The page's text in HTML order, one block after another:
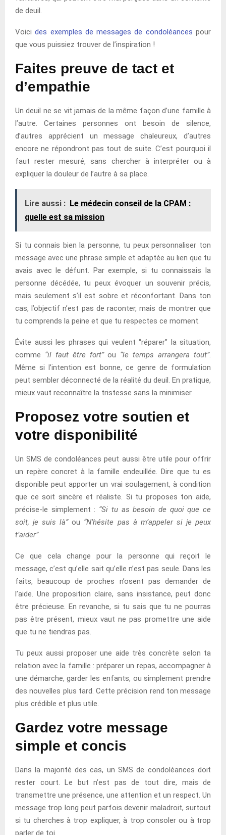
de deuil.
Voicides exemples de messages de condoléances pour
que vous puissiez trouver de l’inspiration !
Faites preuve de tact et
d’empathie
Un deuil ne se vit jamais de la même façon d’une famille à
l’autre. Certaines personnes ont besoin de silence,
d’autres apprécient un message chaleureux, d’autres
encore ne répondront pas tout de suite. C’est pourquoi il
faut rester mesuré, sans chercher à interpréter ou à
expliquer la douleur de l’autre à sa place.
Lire aussi : Le médecin conseil de la CPAM :
quelle est sa mission
Si tu connais bien la personne, tu peux personnaliser ton
message avec une phrase simple et adaptée au lien que tu
avais avec le défunt. Par exemple, si tu connaissais la
personne décédée, tu peux évoquer un souvenir précis,
mais seulement s’il est sobre et réconfortant. Dans ton
cas, l’objectif n’est pas de raconter, mais de montrer que
tu comprends la peine et que tu respectes ce moment.
Évite aussi les phrases qui veulent “réparer” la situation,
comme “il faut être fort”ou “le temps arrangera tout”.
Même si l’intention est bonne, ce genre de formulation
peut sembler déconnecté de la réalité du deuil. En pratique,
mieux vaut reconnaître la tristesse sans la minimiser.
Proposez votre soutien et
votre disponibilité
Un SMS de condoléances peut aussi être utile pour offrir
un repère concret à la famille endeuillée. Dire que tu es
disponible peut apporter un vrai soulagement, à condition
que ce soit sincère et réaliste. Si tu proposes ton aide,
précise-le simplement : “Si tu as besoin de quoi que ce
soit, je suis là”ou “N’hésite pas à m’appeler si je peux
t’aider”.
Ce que cela change pour la personne qui reçoit le
message, c’est qu’elle sait qu’elle n’est pas seule. Dans les
faits, beaucoup de proches n’osent pas demander de
l’aide. Une proposition claire, sans insistance, peut donc
être précieuse. En revanche, si tu sais que tu ne pourras
pas être présent, mieux vaut ne pas promettre une aide
que tu ne tiendras pas.
Tu peux aussi proposer une aide très concrète selon ta
relation avec la famille : préparer un repas, accompagner à
une démarche, garder les enfants, ou simplement prendre
des nouvelles plus tard. Cette précision rend ton message
plus crédible et plus utile.
Gardez votre message
simple et concis
Dans la majorité des cas, un SMS de condoléances doit
rester court. Le but n’est pas de tout dire, mais de
transmettre une présence, une attention et un respect. Un
message trop long peut parfois devenir maladroit, surtout
si tu cherches à trop expliquer, à trop consoler ou à trop
parler de toi.